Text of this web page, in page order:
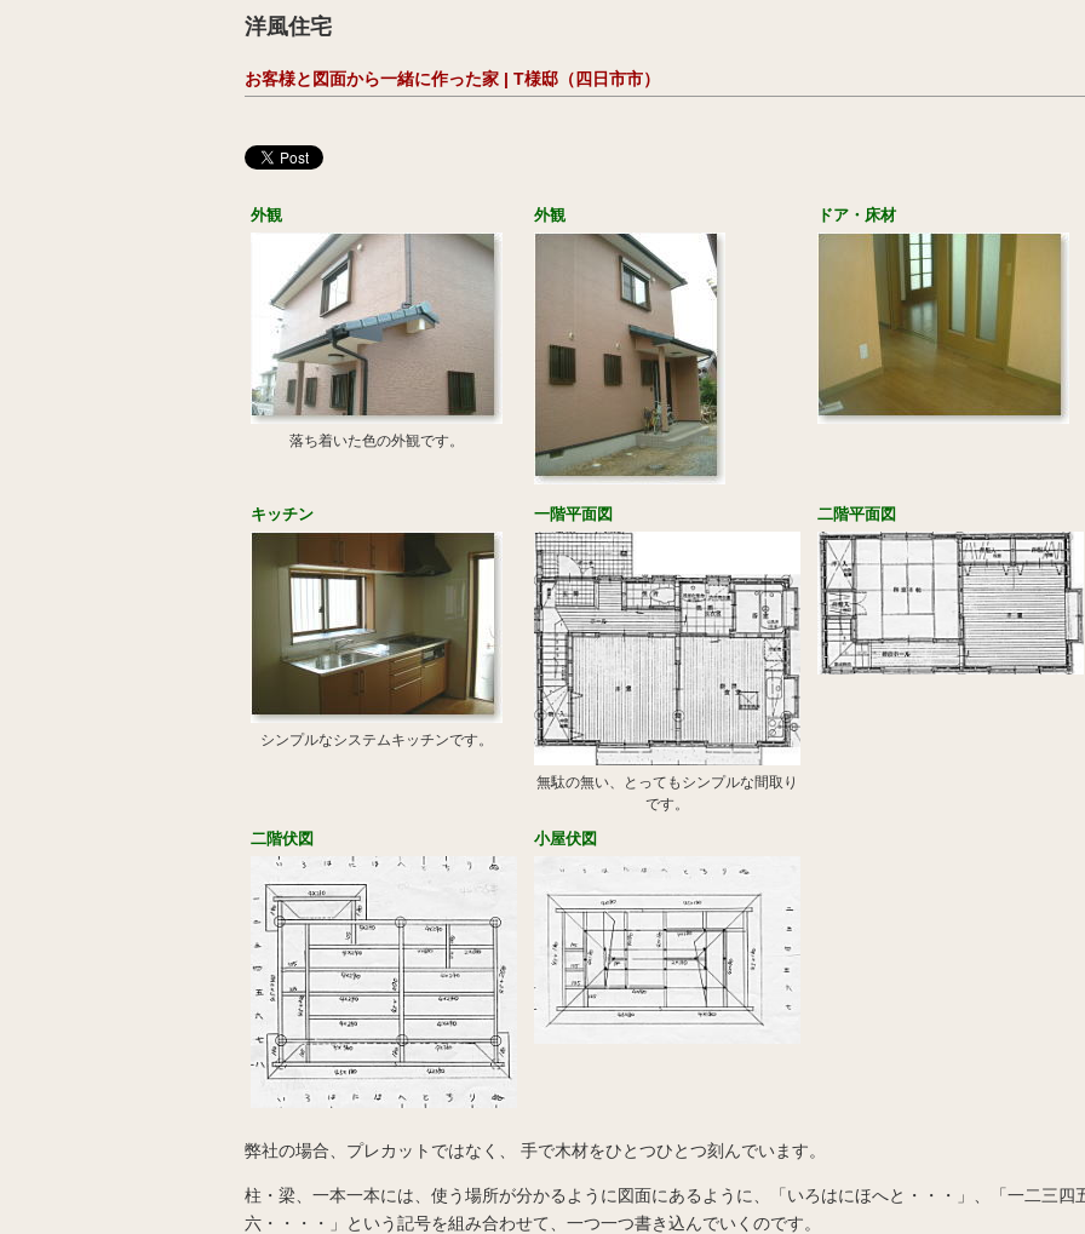
洋風住宅
お客様と図面から一緒に作った家 | T様邸（四日市市）
外観
落ち着いた色の外観です。
外観 ドア・床材
キッチン
シンプルなシステムキッチンです。
一階平面図
無駄の無い、とってもシンプルな間取り
です。
二階平面図
二階伏図 小屋伏図
弊社の場合、プレカットではなく、 手で木材をひとつひとつ刻んでいます。
柱・梁、一本一本には、使う場所が分かるように図面にあるように、「いろはにほへと・・・」、「一二三四
六・・・・」という記号を組み合わせて、一つ一つ書き込んでいくのです。